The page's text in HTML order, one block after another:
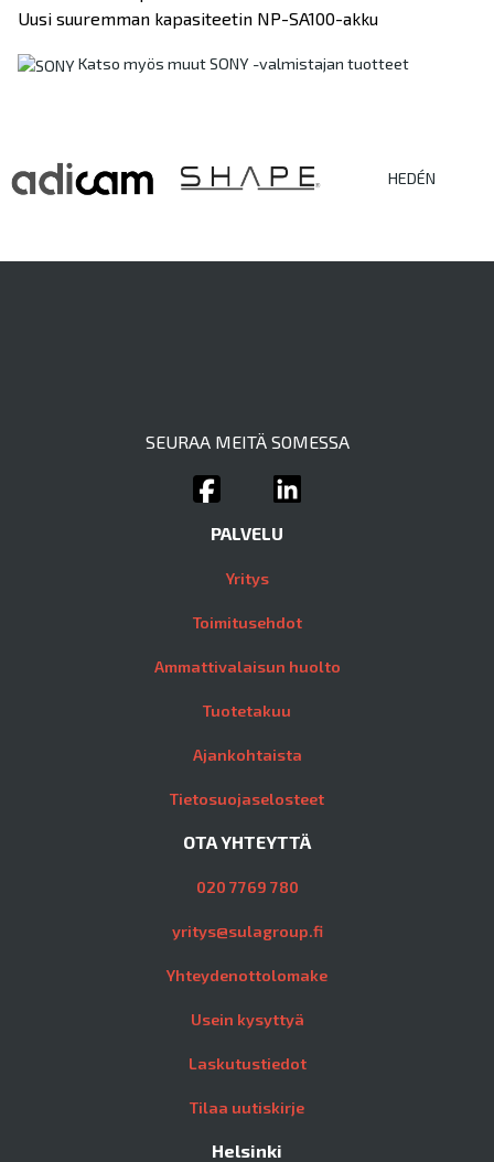
Uusi suuremman kapasiteetin NP-SA100-akku
Katso myös muut SONY -valmistajan tuotteet
HEDÉN
SEURAA MEITÄ SOMESSA
PALVELU
Yritys
Toimitusehdot
Ammattivalaisun huolto
Tuotetakuu
Ajankohtaista
Tietosuojaselosteet
OTA YHTEYTTÄ
020 7769 780
yritys@sulagroup.fi
Yhteydenottolomake
Usein kysyttyä
Laskutustiedot
Tilaa uutiskirje
Helsinki